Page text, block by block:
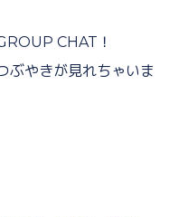
CHAT！
ぶやきが見れちゃいま